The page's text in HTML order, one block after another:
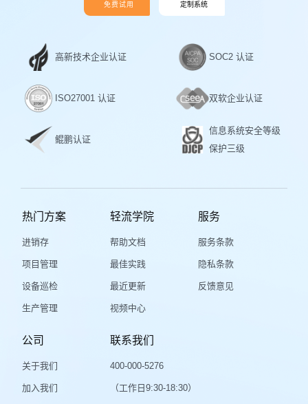
免费试用 定制系统
高新技术企业认证 SOC2 认证
ISO27001 认证 双软企业认证
鲲鹏认证
信息系统安全等级
保护三级
热门方案
进销存
项目管理
设备巡检
生产管理
轻流学院
帮助文档
最佳实践
最近更新
视频中心
服务
服务条款
隐私条款
反馈意见
公司
关于我们
加入我们
联系我们
400-000-5276
（工作日9:30-18:30）